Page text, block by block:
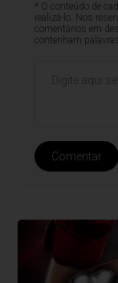
* O conteúdo de
realizá-lo. Nos
comentários em
contenham
Comentar